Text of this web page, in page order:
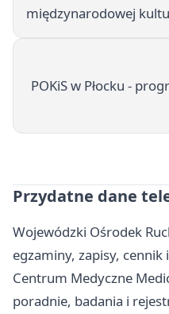
międzynarodowej
POKiS w Płocku -
Przydatne dane
Wojewódzki Ośrodek
egzaminy, zapisy, cennik
Centrum Medyczne
poradnie, badania i